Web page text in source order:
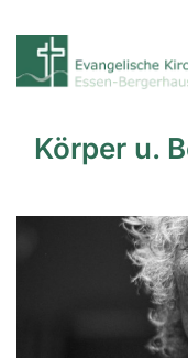
Körper u.